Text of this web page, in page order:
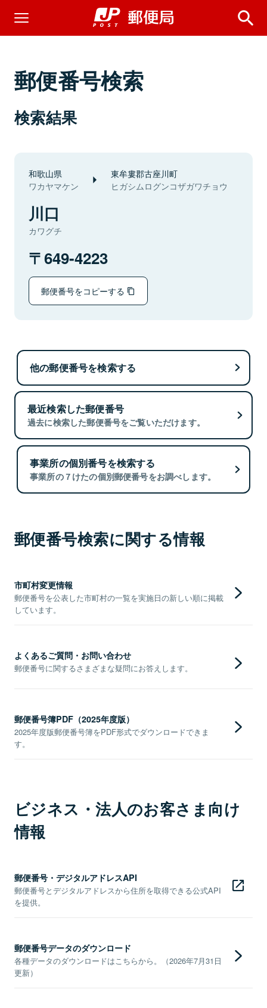
郵便番号検索
検索結果
和歌山県
ワカヤマケン
東牟婁郡古座川町
ヒガシムログンコザガワチョウ
川口
カワグチ
649-4223
郵便番号をコピーする
他の郵便番号を検索する
最近検索した郵便番号
過去に検索した郵便番号をご覧いただけます。
事業所の個別番号を検索する
事業所の７けたの個別郵便番号をお調べします。
郵便番号検索に関する情報
市町村変更情報
郵便番号を公表した市町村の一覧を実施日の新しい順に掲載
しています。
よくあるご質問・お問い合わせ
郵便番号に関するさまざまな疑問にお答えします。
郵便番号簿PDF（2025年度版）
2025年度版郵便番号簿をPDF形式でダウンロードできま
す。
ビジネス・法人のお客さま向け
情報
郵便番号・デジタルアドレスAPI
郵便番号とデジタルアドレスから住所を取得できる公式API
を提供。
郵便番号データのダウンロード
各種データのダウンロードはこちらから。（2026年7月31日
更新）